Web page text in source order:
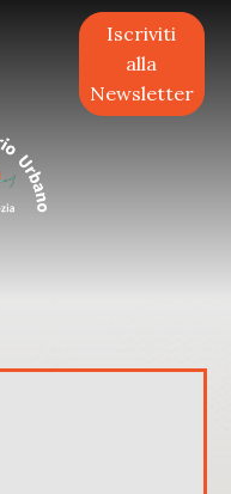
Iscriviti
alla
Newsletter